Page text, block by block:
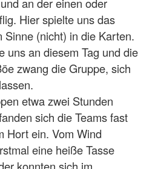
Hier spielte uns das
Sinne (nicht) in die Karten.
uns an diesem Tag und die
zwang die Gruppe, sich
etwa zwei Stunden
sich die Teams fast
Hort ein. Vom Wind
eine heiße Tasse